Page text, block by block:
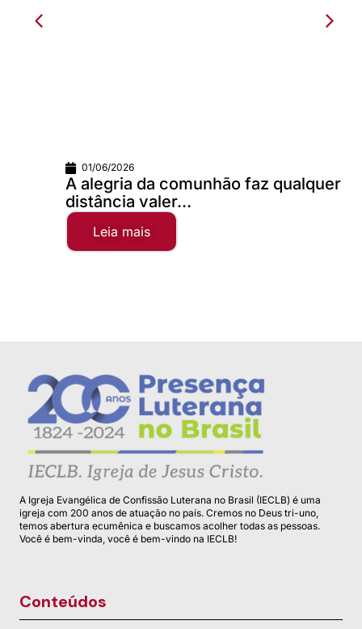
01/06/2026
A alegria da comunhão faz qualquer
distância valer...
Leia mais
A Igreja Evangélica de Confissão Luterana no Brasil (IECLB) é uma
igreja com 200 anos de atuação no país. Cremos no Deus tri-uno,
temos abertura ecumênica e buscamos acolher todas as pessoas.
Você é bem-vinda, você é bem-vindo na IECLB!
Conteúdos